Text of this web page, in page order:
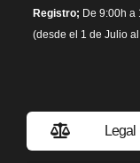
Registro; De 9:00h a
(desde el 1 de Julio
Legal